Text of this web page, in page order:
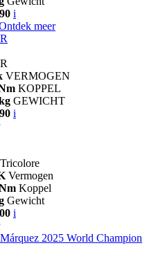
i
meer
VERMOGEN
KOPPEL
GEWICHT
i
Vermogen
Koppel
Gewicht
i
2025 World Champion